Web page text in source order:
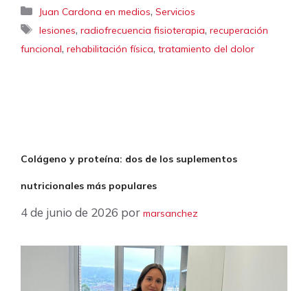
Categorías
Juan Cardona en medios,Servicios
Etiquetas
lesiones,radiofrecuencia fisioterapia,recuperación
funcional, rehabilitación física, tratamiento del dolor
Colágeno y proteína: dos de los suplementos
nutricionales más populares
4 de junio de 2026 por marsanchez